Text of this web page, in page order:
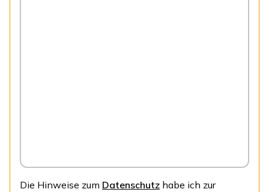
Die Hinweise zum Datenschutz habe ich zur